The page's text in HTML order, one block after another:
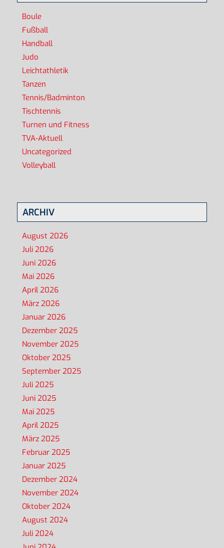
Boule
Fußball
Handball
Judo
Leichtathletik
Tanzen
Tennis/Badminton
Tischtennis
Turnen und Fitness
TVA-Aktuell
Uncategorized
Volleyball
ARCHIV
August 2026
Juli 2026
Juni 2026
Mai 2026
April 2026
März 2026
Januar 2026
Dezember 2025
November 2025
Oktober 2025
September 2025
Juli 2025
Juni 2025
Mai 2025
April 2025
März 2025
Februar 2025
Januar 2025
Dezember 2024
November 2024
Oktober 2024
August 2024
Juli 2024